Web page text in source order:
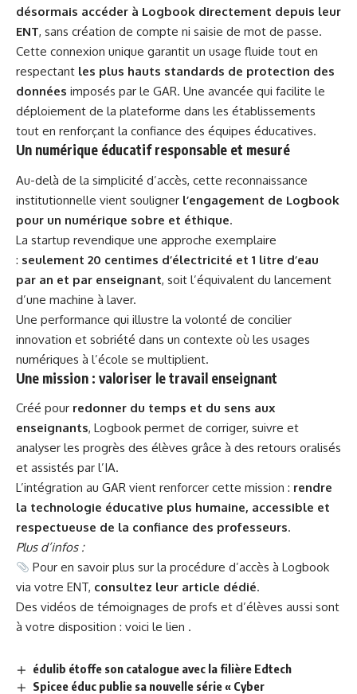
désormais accéder à Logbook directement depuis leur
ENT, sans création de compte ni saisie de mot de passe.
Cette connexion unique garantit un usage fluide tout en
respectant les plus hauts standards de protection des
données imposés par le GAR. Une avancée qui facilite le
déploiement de la plateforme dans les établissements
tout en renforçant la confiance des équipes éducatives.
Un numérique éducatif responsable et mesuré
Au-delà de la simplicité d’accès, cette reconnaissance
institutionnelle vient souligner l’engagement de Logbook
pour un numérique sobre et éthique.
La startup revendique une approche exemplaire
: seulement 20 centimes d’électricité et 1 litre d’eau
par an et par enseignant, soit l’équivalent du lancement
d’une machine à laver.
Une performance qui illustre la volonté de concilier
innovation et sobriété dans un contexte où les usages
numériques à l’école se multiplient.
Une mission : valoriser le travail enseignant
Créé pour redonner du temps et du sens aux
enseignants, Logbook permet de corriger, suivre et
analyser les progrès des élèves grâce à des retours oralisés
et assistés par l’IA.
L’intégration au GAR vient renforcer cette mission : rendre
la technologie éducative plus humaine, accessible et
respectueuse de la confiance des professeurs.
Plus d’infos :
Pour en savoir plus sur la procédure d’accès à Logbook
via votre ENT, consultez leur article dédié.
Des vidéos de témoignages de profs et d’élèves aussi sont
à votre disposition : voici le lien .
édulib étoffe son catalogue avec la filière Edtech
Spicee éduc publie sa nouvelle série « Cyber